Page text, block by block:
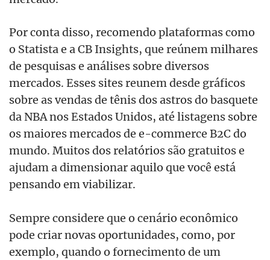
Por conta disso, recomendo plataformas como
o Statista e a CB Insights, que reúnem milhares
de pesquisas e análises sobre diversos
mercados. Esses sites reunem desde gráficos
sobre as vendas de tênis dos astros do basquete
da NBA nos Estados Unidos, até listagens sobre
os maiores mercados de e-commerce B2C do
mundo. Muitos dos relatórios são gratuitos e
ajudam a dimensionar aquilo que você está
pensando em viabilizar.
Sempre considere que o cenário econômico
pode criar novas oportunidades, como, por
exemplo, quando o fornecimento de um